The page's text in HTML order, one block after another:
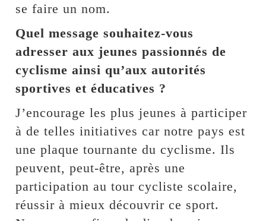
se faire un nom.
Quel message souhaitez-vous
adresser aux jeunes passionnés de
cyclisme ainsi qu’aux autorités
sportives et éducatives ?
J’encourage les plus jeunes à participer
à de telles initiatives car notre pays est
une plaque tournante du cyclisme. Ils
peuvent, peut-être, après une
participation au tour cycliste scolaire,
réussir à mieux découvrir ce sport.